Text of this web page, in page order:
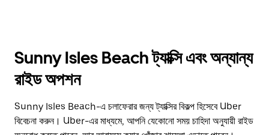
Sunny Isles Beach ট্যাক্সি এবং অন্যান্য
রাইড অপশন
Sunny Isles Beach-এ চলাফেরার জন্য ট্যাক্সির বিকল্প হিসেবে Uber
বিবেচনা করুন। Uber-এর মাধ্যমে, আপনি যেকোনো সময় চাহিদা অনুযায়ী রাইড